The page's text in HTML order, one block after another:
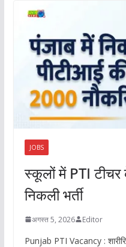
JOBS
स्कूलों में PTI
निकली भर्ती
अगस्त 5, 2026 Editor
Punjab PTI Vacancy :